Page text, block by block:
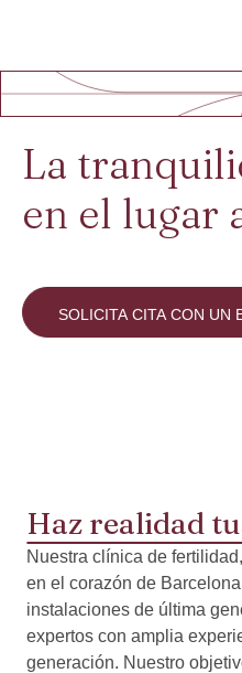
La
en el lugar
SOLICITA CITA CON UN
Haz realidad
Nuestra clínica de
en el corazón de
instalaciones de última
expertos con amplia
generación. Nuestro